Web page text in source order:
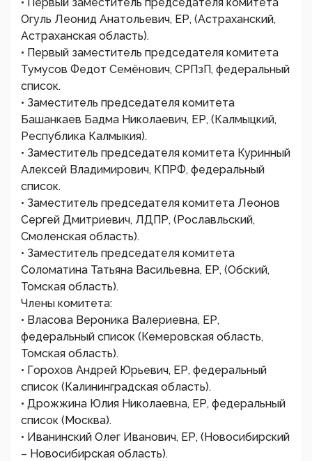
Огуль Леонид Анатольевич, ЕР, (Астраханский,
Астраханская область).
• Первый заместитель председателя комитета
Тумусов Федот Семёнович, СРПзП, федеральный
список.
• Заместитель председателя комитета
Башанкаев Бадма Николаевич, ЕР, (Калмыцкий,
Республика Калмыкия).
• Заместитель председателя комитета Куринный
Алексей Владимирович, КПРФ, федеральный
список.
• Заместитель председателя комитета Леонов
Сергей Дмитриевич, ЛДПР, (Рославльский,
Смоленская область).
• Заместитель председателя комитета
Соломатина Татьяна Васильевна, ЕР, (Обский,
Томская область).
Члены комитета:
• Власова Вероника Валериевна, ЕР,
федеральный список (Кемеровская область,
Томская область).
• Горохов Андрей Юрьевич, ЕР, федеральный
список (Калининградская область).
• Дрожжина Юлия Николаевна, ЕР, федеральный
список (Москва).
• Иванинский Олег Иванович, ЕР, (Новосибирский
– Новосибирская область).